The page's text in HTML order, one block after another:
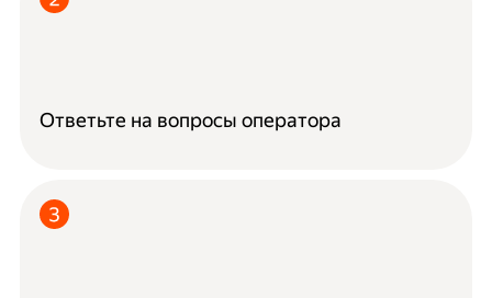
Ответьте на вопросы оператора